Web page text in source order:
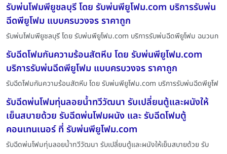
รับพ่นโฟมพียูชลบุรี โดย รับพ่นพียูโฟม.com บริการรับพ่น
ฉีดพียูโฟม แบบครบวงจร ราคาถูก
รับพ่นโฟมพียูชลบุรี โดย รับพ่นพียูโฟม.com บริการรับพ่นฉีดพียูโฟม ฉนวนก
รับฉีดโฟมกันความร้อนสัตหีบ โดย รับพ่นพียูโฟม.com
บริการรับพ่นฉีดพียูโฟม แบบครบวงจร ราคาถูก
รับฉีดโฟมกันความร้อนสัตหีบ โดย รับพ่นพียูโฟม.com บริการรับพ่นฉีดพียูโฟ
รับฉีดพ่นโฟมทุ่นลอยน้ำทวีวัฒนา รับเปลี่ยนตู้และผนังให้
เย็นสบายด้วย รับฉีดพ่นโฟมผนัง และ รับฉีดโฟมตู้
คอนเทนเนอร์ ที่ รับพ่นพียูโฟม.com
รับฉีดพ่นโฟมทุ่นลอยน้ำทวีวัฒนา รับเปลี่ยนตู้และผนังให้เย็นสบายด้วย รับ